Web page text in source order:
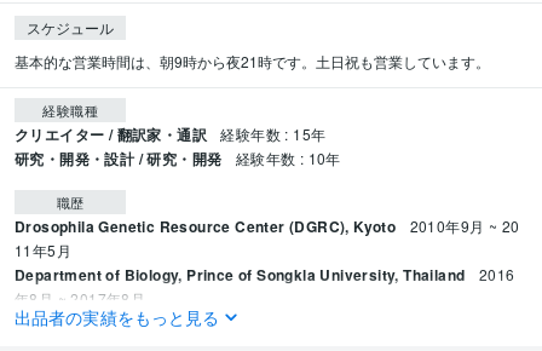
スケジュール
基本的な営業時間は、朝9時から夜21時です。土日祝も営業しています。
経験職種
クリエイター / 翻訳家・通訳 経験年数 : 15年
研究・開発・設計 / 研究・開発 経験年数 : 10年
職歴
Drosophila Genetic Resource Center (DGRC), Kyoto
2010年9月 ~ 20
11年5月
Department of Biology, Prince of Songkla University, Thailand
2016
年8月 ~ 2017年8月
Marine and Coastal Resources Institute, Prince of Songkla University,
出品者の実績をもっと見る